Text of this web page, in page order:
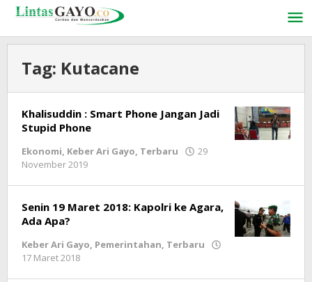
Lewati
konten
Tag: Kutacane
Khalisuddin : Smart Phone Jangan Jadi
Stupid Phone
Ekonomi, Keber Ari Gayo, Terbaru
29
November 2019
Senin 19 Maret 2018: Kapolri ke Agara,
Ada Apa?
Keber Ari Gayo, Pemerintahan, Terbaru
17 Maret 2018